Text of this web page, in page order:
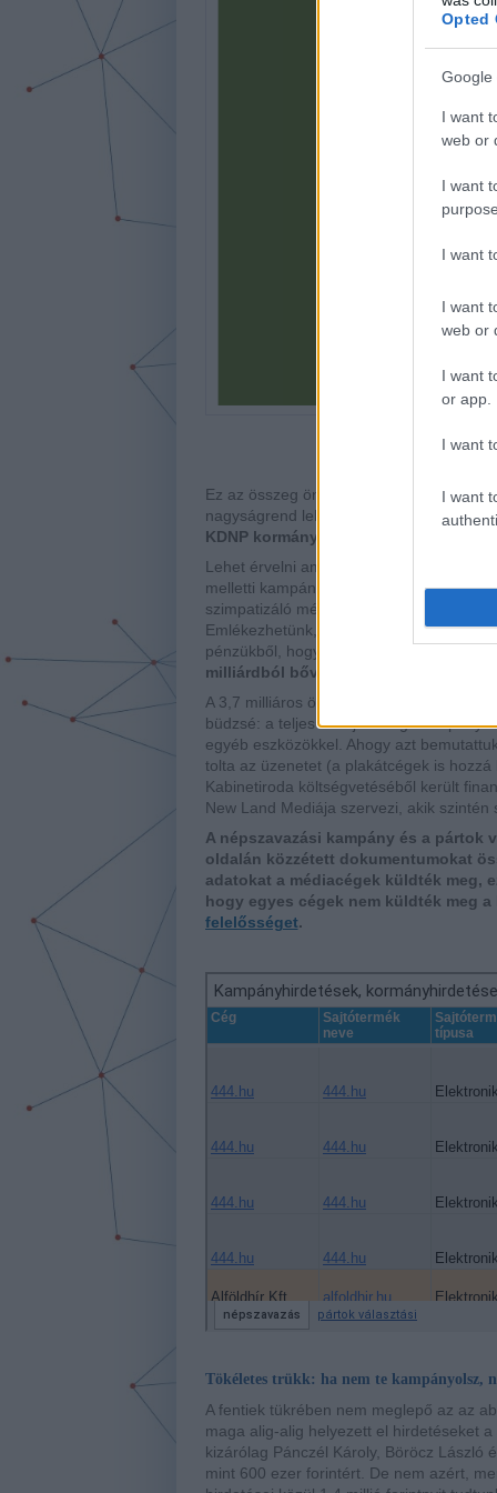
Opted
Google
I want
web or
I want
I want
I want
web or
I want
or app.
I want
I want
Ez az összeg önmagában több, mint
nagyságrend lehet, amennyit az összes
KDNP kormánypártok által
Lehet érvelni amellett, hogy a
melletti kampány, de fontos látni a fenti
szimpatizáló médiacégeknél landolt,
Emlékezhetünk, a
Mediaworks(lásd
pénzükből, hogy a Fidesz számára
milliárdból bőven lehetett hirdetésre
A 3,7 milliáros összeg, amely tehát a
büdzsé: a teljes "Védjük meg" kampány
egyéb eszközökkel. Ahogy azt
tolta az üzenetet (a plakátcégek is
Kabinetiroda költségvetéséből került
New Land Mediája szervezi, akik
A népszavazási kampány és a pártok
oldalán közzétett dokumentumokat
adatokat a médiacégek küldték meg,
hogy egyes cégek nem küldték meg
felelősséget.
Tökéletes trükk: ha nem te kampányolsz,
A fentiek tükrében nem meglepő az az
maga alig-alig helyezett el hirdetéseket
kizárólag Pánczél Károly, Böröcz László
mint 600 ezer forintért. De nem azért,